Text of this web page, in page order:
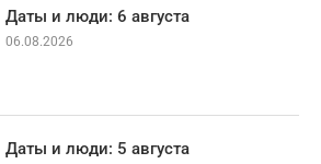
Даты и люди: 6 августа
06.08.2026
Даты и люди: 5 августа